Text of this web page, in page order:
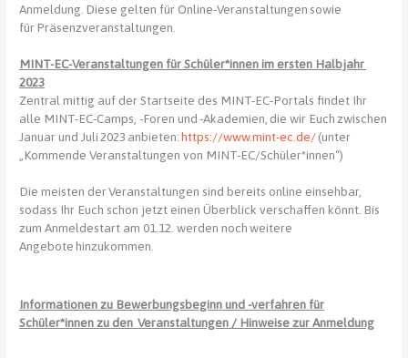
Anmeldung. Diese gelten für Online-Veranstaltungen sowie
für Präsenzveranstaltungen.
MINT-EC-Veranstaltungen für Schüler*innen im ersten Halbjahr
2023
Zentral mittig auf der Startseite des MINT-EC-Portals findet Ihr
alle MINT-EC-Camps, -Foren und -Akademien, die wir Euch zwischen
Januar und Juli 2023 anbieten:https://www.mint-ec.de/(unter
„Kommende Veranstaltungen von MINT-EC/Schüler*innen“)
Die meisten der Veranstaltungen sind bereits online einsehbar,
sodass Ihr Euch schon jetzt einen Überblick verschaffen könnt. Bis
zum Anmeldestart am 01.12. werden noch weitere
Angebote hinzukommen.
Informationen zu Bewerbungsbeginn und -verfahren für
Schüler*innen zu den Veranstaltungen / Hinweise zur Anmeldung